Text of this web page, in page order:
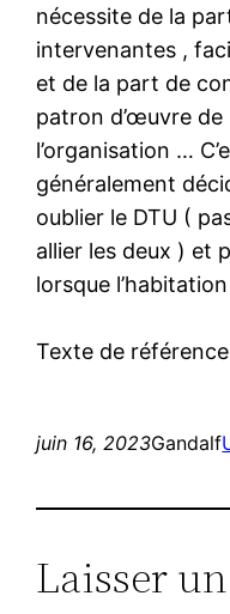
nécessite de la
intervenantes ,
et de la part de
patron d’œuvre
l’organisation …
généralement
oublier le DTU (
allier les deux ) et
lorsque
Texte de
juin 16, 2023Gandalf
Laisser